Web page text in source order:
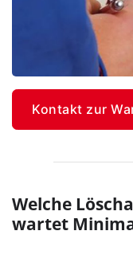
Kontakt zur
Welche
wartet